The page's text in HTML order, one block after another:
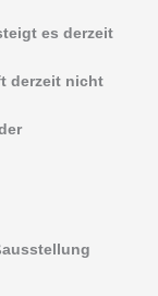
es derzeit
derzeit nicht